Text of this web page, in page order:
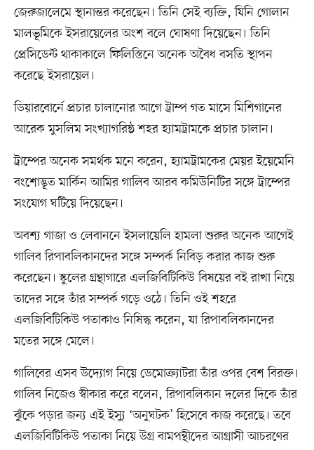
জেরুজালেমে স্থানান্তর করেছেন। তিনি সেই ব্যক্তি, যিনি গোলান
মালভূমিকে ইসরায়েলের অংশ বলে ঘোষণা দিয়েছেন। তিনি
প্রেসিডেন্ট থাকাকালে ফিলিস্তিনে অনেক অবৈধ বসতি স্থাপন
করেছে ইসরায়েল।
ডিয়ারবোর্নে প্রচার চালানোর আগে ট্রাম্প গত মাসে মিশিগানের
আরেক মুসলিম সংখ্যাগরিষ্ঠ শহর হ্যামট্রামকে প্রচার চালান।
ট্রাম্পের অনেক সমর্থক মনে করেন, হ্যামট্রামকের মেয়র ইয়েমেনি
বংশোদ্ভূত মার্কিন আমির গালিব আরব কমিউনিটির সঙ্গে ট্রাম্পের
সংযোগ ঘটিয়ে দিয়েছেন।
অবশ্য গাজা ও লেবাননে ইসলায়েলি হামলা শুরুর অনেক আগেই
গালিব রিপাবলিকানদের সঙ্গে সম্পর্ক নিবিড় করার কাজ শুরু
করেছেন। স্কুলের গ্রন্থাগারে এলজিবিটিকিউ বিষয়ের বই রাখা নিয়ে
তাদের সঙ্গে তাঁর সম্পর্ক গড়ে ওঠে। তিনি ওই শহরে
এলজিবিটিকিউ পতাকাও নিষিদ্ধ করেন, যা রিপাবলিকানদের
মতের সঙ্গে মেলে।
গালিবের এসব উদ্যোগ নিয়ে ডেমোক্র্যাটরা তাঁর ওপর বেশ বিরক্ত।
গালিব নিজেও স্বীকার করে বলেন, রিপাবলিকান দলের দিকে তাঁর
ঝুঁকে পড়ার জন্য এই ইস্যু ‘অনুঘটক’ হিসেবে কাজ করেছে। তবে
এলজিবিটিকিউ পতাকা নিয়ে উগ্র বামপন্থীদের আগ্রাসী আচরণের